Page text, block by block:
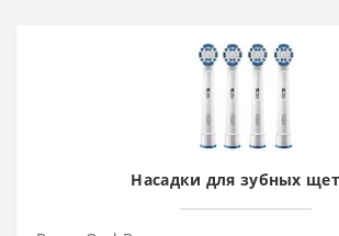
Насадки для зубных